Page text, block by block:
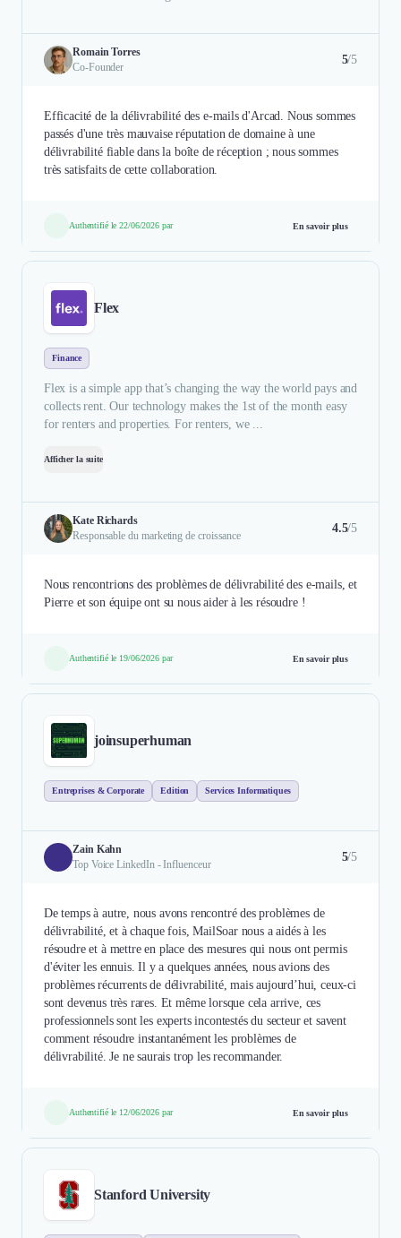
Romain Torres
Co-Founder
5/5
Efficacité de la délivrabilité des e-mails d'Arcad. Nous sommes
passés d'une très mauvaise réputation de domaine à une
délivrabilité fiable dans la boîte de réception ; nous sommes
très satisfaits de cette collaboration.
Authentifié le 22/06/2026 par En savoir plus
Flex
Finance
Flex is a simple app that’s changing the way the world pays and
collects rent. Our technology makes the 1st of the month easy
for renters and properties. For renters, we ...
Afficher la suite
Kate Richards
Responsable du marketing de croissance
4.5/5
Nous rencontrions des problèmes de délivrabilité des e-mails, et
Pierre et son équipe ont su nous aider à les résoudre !
Authentifié le 19/06/2026 par En savoir plus
joinsuperhuman
Entreprises & Corporate Edition Services Informatiques
Zain Kahn
Top Voice LinkedIn - Influenceur
5/5
De temps à autre, nous avons rencontré des problèmes de
délivrabilité, et à chaque fois, MailSoar nous a aidés à les
résoudre et à mettre en place des mesures qui nous ont permis
d'éviter les ennuis. Il y a quelques années, nous avions des
problèmes récurrents de délivrabilité, mais aujourd’hui, ceux-ci
sont devenus très rares. Et même lorsque cela arrive, ces
professionnels sont les experts incontestés du secteur et savent
comment résoudre instantanément les problèmes de
délivrabilité. Je ne saurais trop les recommander.
Authentifié le 12/06/2026 par En savoir plus
Stanford University